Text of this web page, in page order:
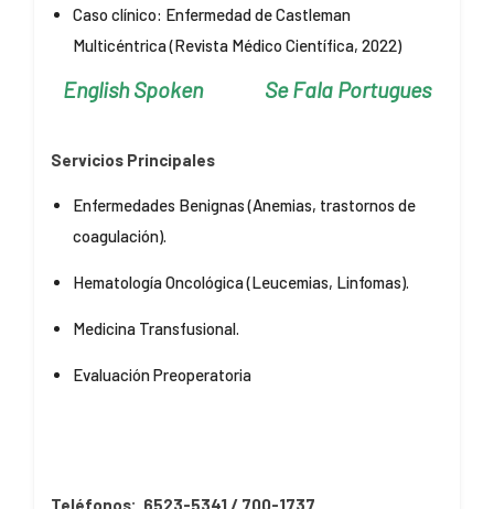
Caso clínico: Enfermedad de Castleman
Multicéntrica (Revista Médico Científica, 2022)
English Spoken Se Fala Portugues
Servicios Principales
Enfermedades Benignas (Anemias, trastornos de
coagulación).
Hematología Oncológica (Leucemias, Linfomas).
Medicina Transfusional.
Evaluación Preoperatoria
Teléfonos: 6523-5341/ 700-1737